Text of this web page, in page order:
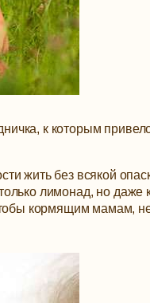
к которым
жить без всякой
лимонад, но даже
кормящим мамам,